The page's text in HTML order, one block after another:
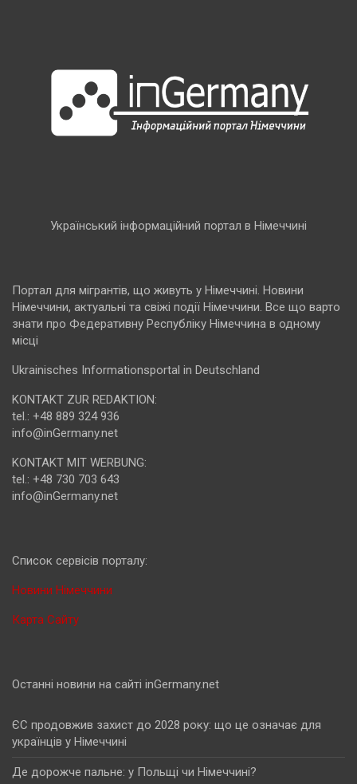
Український інформаційний портал в Німеччині
Портал для мігрантів, що живуть у Німеччині. Новини
Німеччини, актуальні та свіжі події Німеччини. Все що варто
знати про Федеративну Республіку Німеччина в одному
місці
Ukrainisches Informationsportal in Deutschland
KONTAKT ZUR REDAKTION:
tel.: +48 889 324 936
info@inGermany.net
KONTAKT MIT WERBUNG:
tel.: +48 730 703 643
info@inGermany.net
Cписок сервісів порталу:
Новини Німеччини
Карта Сайту
Останні новини на сайті inGermany.net
ЄС продовжив захист до 2028 року: що це означає для
українців у Німеччині
Де дорожче пальне: у Польщі чи Німеччині?